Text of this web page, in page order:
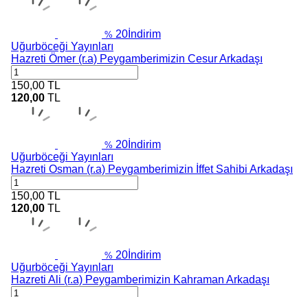
% 20 İndirim
Uğurböceği Yayınları
Hazreti Ömer (r.a) Peygamberimizin Cesur Arkadaşı
150,00 TL
120,00 TL
% 20 İndirim
Uğurböceği Yayınları
Hazreti Osman (r.a) Peygamberimizin İffet Sahibi Arkadaşı
150,00 TL
120,00 TL
% 20 İndirim
Uğurböceği Yayınları
Hazreti Ali (r.a) Peygamberimizin Kahraman Arkadaşı